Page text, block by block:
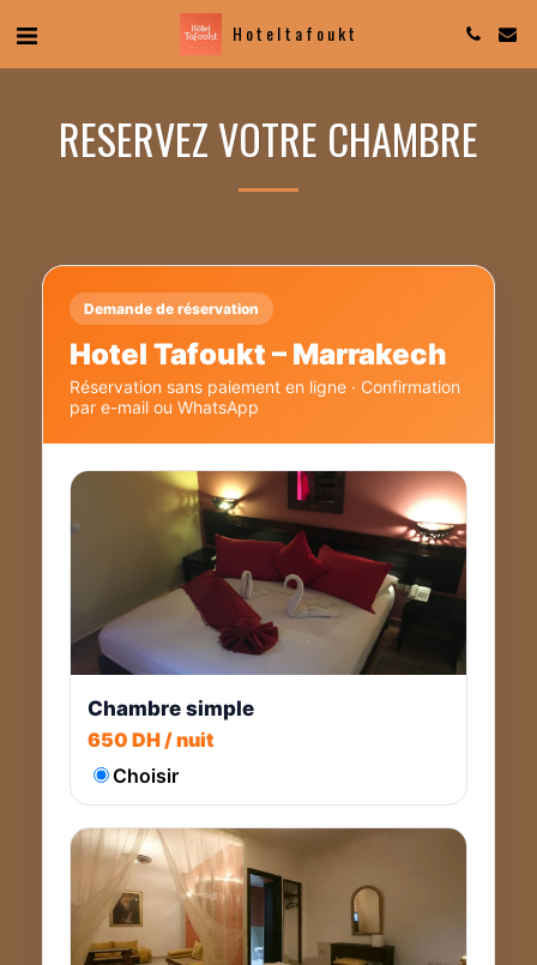
Hotel tafoukt
RESERVEZ VOTRE CHAMBRE